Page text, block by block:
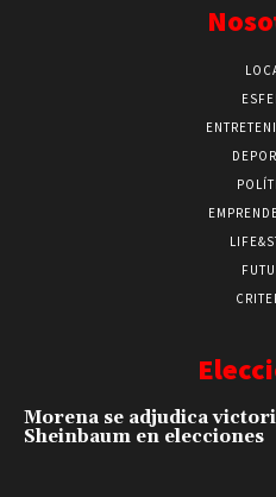
Morena se adjudica
Sheinbaum en elecciones